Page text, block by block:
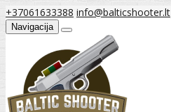
+37061633388 info@balticshooter.lt
Navigacija